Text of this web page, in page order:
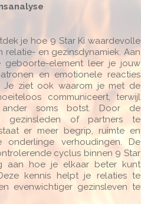
je hoe 9 Star Ki waardevolle
relatie- en gezinsdynamiek. Aan
element leer je jouw
en emotionele reacties
Je ziet ook waarom je met de
communiceert, terwijl
soms botst. Door de
gezinsleden of partners te
er meer begrip, ruimte en
onderlinge verhoudingen. De
cyclus binnen 9 Star
aan hoe je elkaar beter kunt
kennis helpt je relaties te
evenwichtiger gezinsleven te